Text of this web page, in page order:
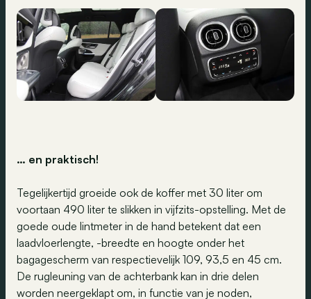
… en praktisch!
Tegelijkertijd groeide ook de koffer met 30 liter om
voortaan 490 liter te slikken in vijfzits-opstelling. Met de
goede oude lintmeter in de hand betekent dat een
laadvloerlengte, -breedte en hoogte onder het
bagagescherm van respectievelijk 109, 93,5 en 45 cm.
De rugleuning van de achterbank kan in drie delen
worden neergeklapt om, in functie van je noden,